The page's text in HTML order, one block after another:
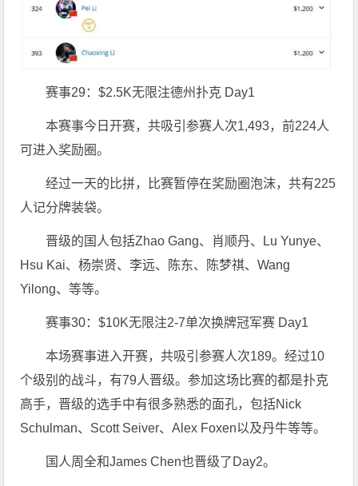
赛事29：$2.5K无限注德州扑克 Day1
本赛事今日开赛，共吸引参赛人次1,493，前224人
可进入奖励圈。
经过一天的比拼，比赛暂停在奖励圈泡沫，共有225
人记分牌装袋。
晋级的国人包括Zhao Gang、肖顺丹、Lu Yunye、
Hsu Kai、杨崇贤、李远、陈东、陈梦祺、Wang
Yilong、等等。
赛事30：$10K无限注2-7单次换牌冠军赛 Day1
本场赛事进入开赛，共吸引参赛人次189。经过10
个级别的战斗，有79人晋级。参加这场比赛的都是扑克
高手，晋级的选手中有很多熟悉的面孔，包括Nick
Schulman、Scott Seiver、Alex Foxen以及丹牛等等。
国人周全和James Chen也晋级了Day2。